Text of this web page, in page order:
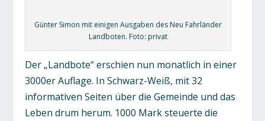
Günter Simon mit einigen Ausgaben des Neu Fahrländer
Landboten. Foto: privat
Der „Landbote“ erschien nun monatlich in einer
3000er Auflage. In Schwarz-Weiß, mit 32
informativen Seiten über die Gemeinde und das
Leben drum herum. 1000 Mark steuerte die